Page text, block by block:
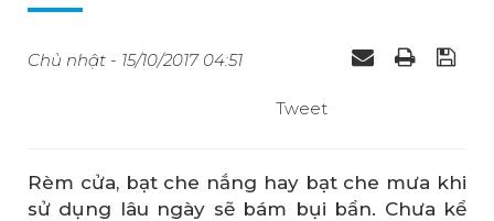
Chủ nhật - 15/10/2017 04:51
Tweet
Rèm cửa, bạt che nắng hay bạt che mưa khi
sử dụng lâu ngày sẽ bám bụi bẩn. Chưa kể